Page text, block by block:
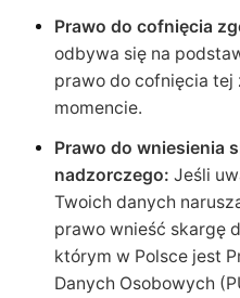
Prawo do cofnięcia
odbywa się na
prawo do cofnięcia
momencie.
Prawo do wniesienia
nadzorczego: Jeśli
Twoich danych
prawo wnieść skargę
którym w Polsce jest
Danych Osobowych